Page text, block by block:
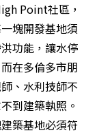
Point社區，
塊開發基地須
功能，讓水停
在多倫多市朋
、水利技師不
到建築執照。
築基地必須符